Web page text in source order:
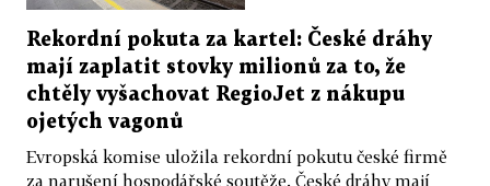
Rekordní pokuta za kartel: České dráhy
mají zaplatit stovky milionů za to, že
chtěly vyšachovat RegioJet z nákupu
ojetých vagonů
Evropská komise uložila rekordní pokutu české firmě
za narušení hospodářské soutěže. České dráhy mají